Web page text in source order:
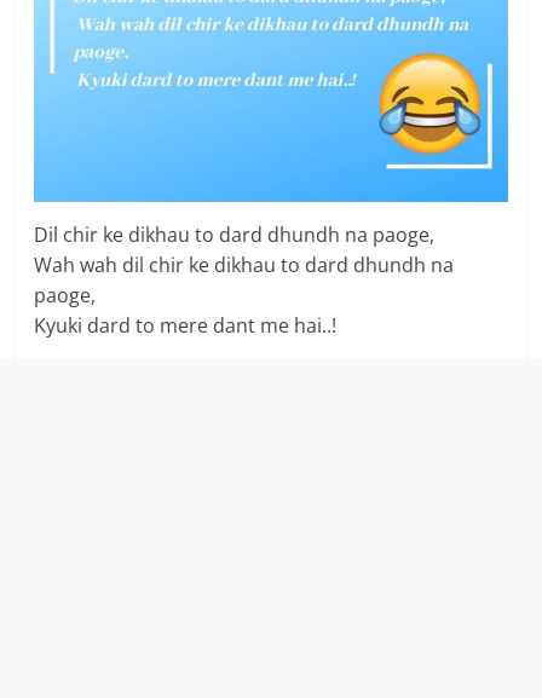
Dil chir ke dikhau to dard dhundh na paoge,
Wah wah dil chir ke dikhau to dard dhundh na
paoge,
Kyuki dard to mere dant me hai..!